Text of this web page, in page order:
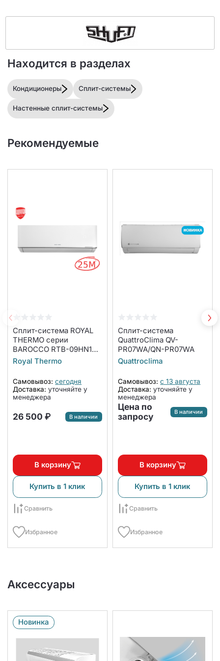
Находится в разделах
Кондиционеры Сплит-системы
Настенные сплит-системы
Рекомендуемые
Сплит-система ROYAL
THERMO серии
BAROCCO RTB-09HN1
комплект
Royal Thermo
Самовывоз: сегодня
Доставка: уточняйте у
менеджера
26 500 ₽ В наличии
В корзину
Купить в 1 клик
Сравнить
Избранное
Сплит-система
QuattroClima QV-
PR07WA/QN-PR07WA
Quattroclima
Самовывоз: с 13 августа
Доставка: уточняйте у
менеджера
Цена по
запросу
В наличии
В корзину
Купить в 1 клик
Сравнить
Избранное
Аксессуары
Новинка